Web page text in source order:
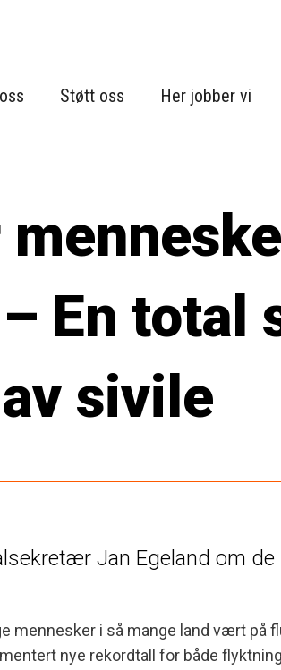
Støtt oss Her jobber vi
En total
sivile
Jan Egeland om de
mennesker i så mange land vært på
nye rekordtall for både